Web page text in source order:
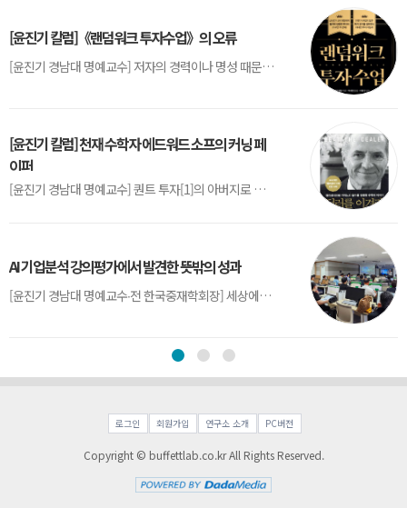
[윤진기 칼럼]《랜덤워크 투자수업》의 오류
[윤진기 경남대 명예교수] 저자의 경력이나 명성 때문인지 2020년에 번역 출판된 《랜덤워크 투자수업》(A Random Walk Down Wall Street) 12판은 표지부터가 거창하다. ‘45년간 12번 개정하며 철저히 검증한 투자서’, ‘전문가 부럽지 않은 투자 감각을 길러주는 위대한 투자지침서’ 라는 은빛 광고문구로 독자를 유혹한다.[1] 출판 50주...
[윤진기 칼럼] 천재 수학자 에드워드 소프의 커닝 페
이퍼
[윤진기 경남대 명예교수] 퀀트 투자[1]의 아버지로 불리는 에드워드 소프(Edward O. Thorp)는 수학계에서 천재로 알려진 인물이다. 그는 수학자이지만, 투자 업계에도 여러 가지 흥미로운 일화를 남겼다.수학을 이용하여 카지노를 이길 수 있는지가 궁금했던 그는 동료 교수가 소개해 준 블랙잭(Blackjack) 전략의 핵심을 손바닥 크기의 종이에 요...
AI 기업분석 강의평가에서 발견한 뜻밖의 성과
[윤진기 경남대 명예교수∙전 한국중재학회장] 세상에는 우연처럼 보이지만 인류의 진보를 이끌어낸 사건들이 있다. 영국의 알렉산더 플레밍(Alexander Fleming)이 곰팡이 핀 페트리 접시(Petri dish)를 버리지 않고[1] 관찰해 페니실린을 발견한 것은 그 대표적 사례다. 무심히 지나쳤다면 결코 없었을 혁신이었다.지난 7월 5일, 필자가 개발한 기업...
로그인 회원가입 연구소 소개 PC버전
Copyright © buffettlab.co.kr All Rights Reserved.